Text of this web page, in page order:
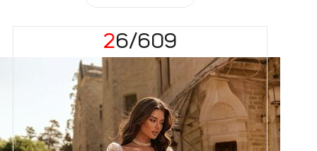
26/609